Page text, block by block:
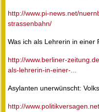
http://www.pi-news.net/
strassenbahn/
Was ich als Lehrerin in einer
http://www.berliner-
als-lehrerin-in-einer-...
Asylanten unerwünscht:
http://